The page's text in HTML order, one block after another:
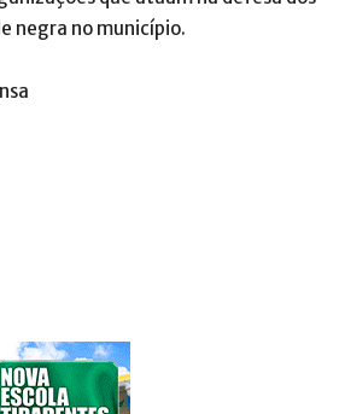
negra no município.